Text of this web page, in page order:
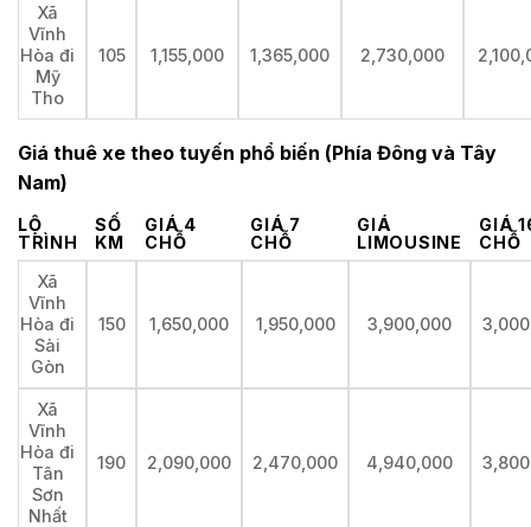
Xã
Vĩnh
Hòa đi
Mỹ
Tho
105 1,155,000 1,365,000 2,730,000
Giá thuê xe theo tuyến phổ biến (Phía Đông và Tây
Nam)
LỘ
TRÌNH
SỐ
KM
GIÁ 4
CHỖ
GIÁ 7
CHỖ
GIÁ
LIMOUSINE
GIÁ
CHỖ
Xã
Vĩnh
Hòa đi
Sài
Gòn
150 1,650,000 1,950,000 3,900,000
Xã
Vĩnh
Hòa đi
Tân
Sơn
Nhất
190 2,090,000 2,470,000 4,940,000